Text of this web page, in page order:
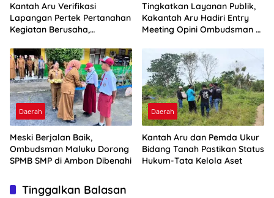
Kantah Aru Verifikasi
Lapangan Pertek Pertanahan
Kegiatan Berusaha,
Tingkatkan Layanan Publik,
Kakantah Aru Hadiri Entry
Meeting Opini Ombudsman RI
Daerah
Meski Berjalan Baik,
Ombudsman Maluku Dorong
SPMB SMP di Ambon Dibenahi
Daerah
Kantah Aru dan Pemda Ukur
Bidang Tanah Pastikan Status
Hukum-Tata Kelola Aset
Tinggalkan Balasan